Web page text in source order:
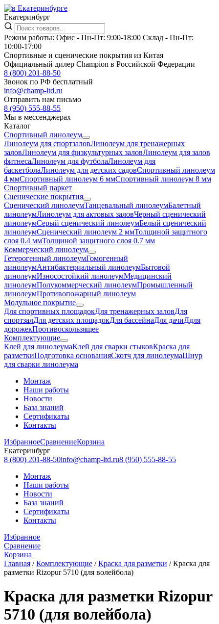
Екатеринбург
Режим работы: Офис - Пн-Пт: 9:00-18:00 Склад - Пн-Пт:
10:00-17:00
Спортивные и сценические покрытия из Китая
Официальный дилер Champion в Российской Федерации
8 (800) 201-88-50
Звонок по РФ бесплатный
info@champ-ltd.ru
Отправить нам письмо
8 (950) 555-88-55
Мы в мессенджерах
Каталог
Спортивный линолеум
Линолеум для спортзаловЛинолеум для тренажерных
заловЛинолеум для физкультурных заловЛинолеум для залов
фитнесаЛинолеум для футболаЛинолеум для
баскетболаЛинолеум для детских садовСпортивный линолеум
4 ммСпортивный линолеум 6 ммСпортивный линолеум 8 мм
Спортивный паркет
Сценические покрытия
Сценический линолеумТанцевальный линолеумБалетный
линолеумЛинолеум для актовых заловЧерный сценический
линолеумСерый сценический линолеумБелый сценический
линолеумСценический линолеум 2 ммТолщиной защитного
слоя 0.4 ммТолщиной защитного слоя 0.7 мм
Коммерческий линолеум
Гетерогенный линолеумГомогенный
линолеумАнтибактериальный линолеумБытовой
линолеумИзносостойкий линолеумМедицинский
линолеумПолукоммерческий линолеумПромышленный
линолеумПротивопожарный линолеум
Модульное покрытие
Для спортивных площадокДля тренажерных заловДля
спортзалДля детских площадокДля бассейнаДля дачиДдля
дорожекПротивоскользящее
Комплектующие
Клей для линолеумаКлей для сварки стыковКраска для
разметкиПодготовка основанияСкотч для линолеумаШнур
для сварки линолеума
Монтаж
Наши работы
Новости
База знаний
Сертификаты
Контакты
ИзбранноеСравнениеКорзина
Екатеринбург
8 (800) 201-88-50info@champ-ltd.ru8 (950) 555-88-55
Монтаж
Наши работы
Новости
База знаний
Сертификаты
Контакты
Избранное
Сравнение
Корзина
Главная /Комплектующие /Краска для разметки /Краска для
разметки Rizopur 5710 (для волейбола)
Краска для разметки Rizopur
5710 (для волейбола)